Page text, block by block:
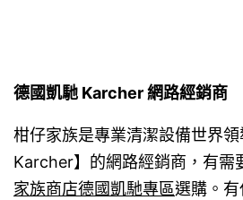
德國凱馳 Karcher 網路經銷商
柑仔家族是專業清潔設備世界
Karcher】的網路經銷商，有需
家族商店德國凱馳專區選購。